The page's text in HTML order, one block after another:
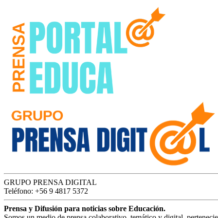
GRUPO PRENSA DIGITAL
Teléfono: +56 9 4817 5372
Prensa y Difusión para noticias sobre Educación.